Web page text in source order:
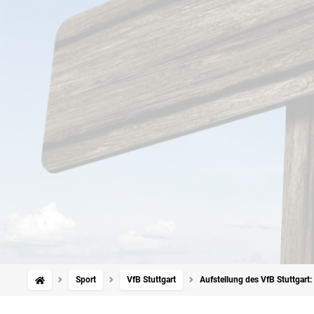
Sport VfB Stuttgart Aufstellung des VfB Stuttgart: